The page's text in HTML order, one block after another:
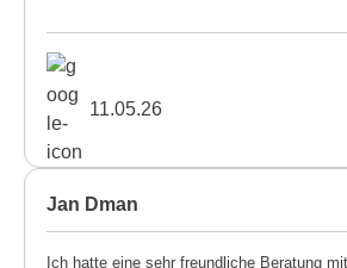
11.05.26
Jan Dman
Ich hatte eine sehr freundliche Beratung